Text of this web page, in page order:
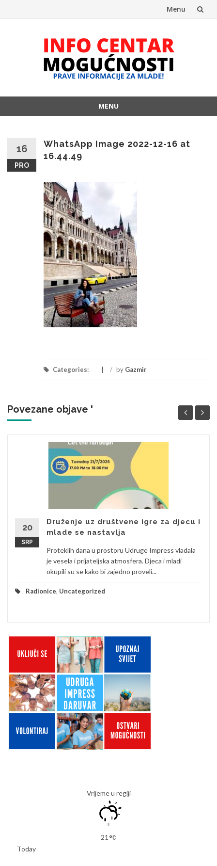
Menu
MENU
16
PRO
WhatsApp Image 2022-12-16 at
16.44.49
Categories: / by Gazmir
Povezane objave '
20
SRP
Druženje uz društvene igre za djecu i
mlade se nastavlja
Proteklih dana u prostoru Udruge Impress vladala
je vesela i prijateljska atmosfera. Djeca i mladi
okupili su se kako bi zajedno proveli...
Radionice, Uncategorized
Vrijeme u regiji
21
Today